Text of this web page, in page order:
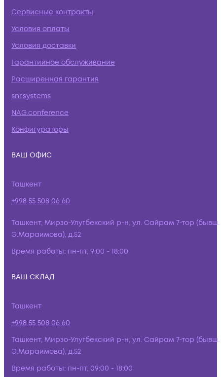
Сервисные контракты
Условия оплаты
Условия доставки
Гарантийное обслуживание
Расширенная гарантия
snr.systems
NAG.conference
Конфигураторы
ВАШ ОФИС
Ташкент
+998 55 508 06 60
Ташкент, Мирзо-Улугбекский р-н, ул. Сайрам 7-тор (бывш.
Э.Мараимова), д.52
Время работы: пн-пт, 9:00 - 18:00
ВАШ СКЛАД
Ташкент
+998 55 508 06 60
Ташкент, Мирзо-Улугбекский р-н, ул. Сайрам 7-тор (бывш.
Э.Мараимова), д.52
Время работы: пн-пт, 09:00 - 18:00